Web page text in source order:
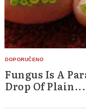
Fungus Is A
Drop Of Plain...